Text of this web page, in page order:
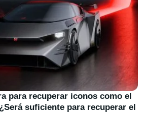
para recuperar iconos como el
suficiente para recuperar el